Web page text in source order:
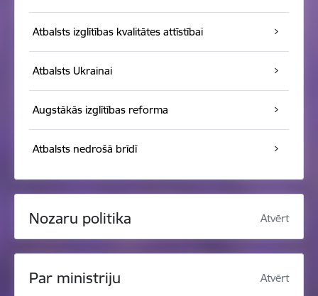
Atbalsts izglītības kvalitātes attīstībai
Atbalsts Ukrainai
Augstākās izglītības reforma
Atbalsts nedrošā brīdī
Nozaru politika Atvērt
Par ministriju Atvērt